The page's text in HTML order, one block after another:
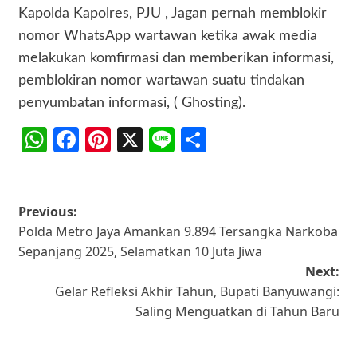
Kapolda Kapolres, PJU , Jagan pernah memblokir
nomor WhatsApp wartawan ketika awak media
melakukan komfirmasi dan memberikan informasi,
pemblokiran nomor wartawan suatu tindakan
penyumbatan informasi, ( Ghosting).
WhatsApp
Facebook
Pinterest
X Line
Post
navigation
Previous:
Polda Metro Jaya Amankan 9.894 Tersangka Narkoba
Sepanjang 2025, Selamatkan 10 Juta Jiwa
Next:
Gelar Refleksi Akhir Tahun, Bupati Banyuwangi:
Saling Menguatkan di Tahun Baru